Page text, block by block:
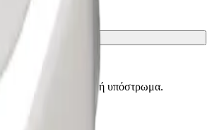
με κουβέρτα ή υπόστρωμα.